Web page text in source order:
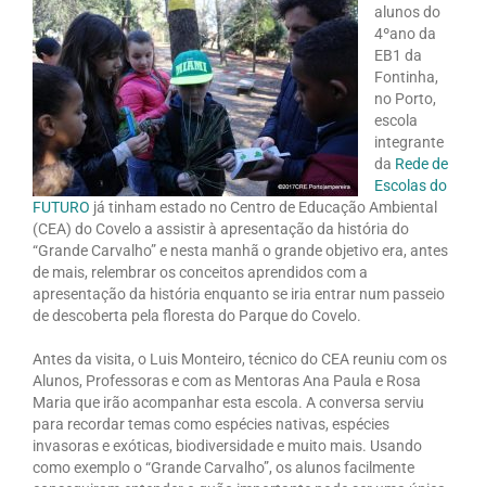
alunos do
4ºano da
EB1 da
Fontinha,
no Porto,
escola
integrante
da Rede de
Escolas do
FUTURO já tinham estado no Centro de Educação Ambiental
(CEA) do Covelo a assistir à apresentação da história do
“Grande Carvalho” e nesta manhã o grande objetivo era, antes
de mais, relembrar os conceitos aprendidos com a
apresentação da história enquanto se iria entrar num passeio
de descoberta pela floresta do Parque do Covelo.
Antes da visita, o Luis Monteiro, técnico do CEA reuniu com os
Alunos, Professoras e com as Mentoras Ana Paula e Rosa
Maria que irão acompanhar esta escola. A conversa serviu
para recordar temas como espécies nativas, espécies
invasoras e exóticas, biodiversidade e muito mais. Usando
como exemplo o “Grande Carvalho”, os alunos facilmente